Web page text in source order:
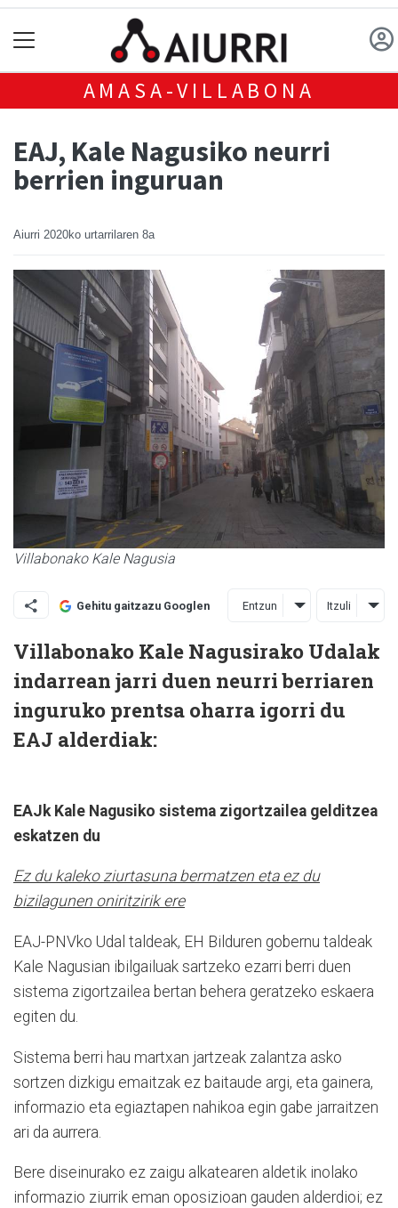
AMASA-VILLABONA
EAJ, Kale Nagusiko neurri
berrien inguruan
Aiurri 2020ko urtarrilaren 8a
Villabonako Kale Nagusia
Gehitu gaitzazu Googlen Entzun Itzuli
Villabonako Kale Nagusirako Udalak
indarrean jarri duen neurri berriaren
inguruko prentsa oharra igorri du
EAJ alderdiak:
EAJk Kale Nagusiko sistema zigortzailea gelditzea
eskatzen du
Ez du kaleko ziurtasuna bermatzen eta ez du
bizilagunen oniritzirik ere
EAJ-PNVko Udal taldeak, EH Bilduren gobernu taldeak
Kale Nagusian ibilgailuak sartzeko ezarri berri duen
sistema zigortzailea bertan behera geratzeko eskaera
egiten du.
Sistema berri hau martxan jartzeak zalantza asko
sortzen dizkigu emaitzak ez baitaude argi, eta gainera,
informazio eta egiaztapen nahikoa egin gabe jarraitzen
ari da aurrera.
Bere diseinurako ez zaigu alkatearen aldetik inolako
informazio ziurrik eman oposizioan gauden alderdioi; ez